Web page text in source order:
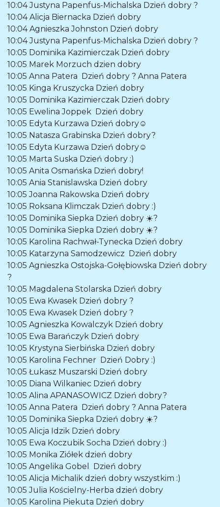
10:04 Justyna Papenfus-Michalska Dzień dobry ?
10:04 Alicja Biernacka Dzień dobry
10:04 Agnieszka Johnston Dzień dobry
10:04 Justyna Papenfus-Michalska Dzień dobry ?
10:05 Dominika Kazimierczak Dzień dobry
10:05 Marek Morzuch dzien dobry
10:05 Anna Patera Dzień dobry ? Anna Patera
10:05 Kinga Kruszycka Dzień dobry
10:05 Dominika Kazimierczak Dzień dobry
10:05 Ewelina Joppek Dzień dobry
10:05 Edyta Kurzawa Dzień dobry☺️
10:05 Natasza Grabinska Dzień dobry?
10:05 Edyta Kurzawa Dzień dobry☺️
10:05 Marta Suska Dzień dobry :)
10:05 Anita Osmańska Dzień dobry!
10:05 Ania Stanislawska Dzień dobry
10:05 Joanna Rakowska Dzień dobry
10:05 Roksana Klimczak Dzień dobry :)
10:05 Dominika Siepka Dzień dobry ☀️?
10:05 Dominika Siepka Dzień dobry ☀️?
10:05 Karolina Rachwał-Tynecka Dzień dobry
10:05 Katarzyna Samodzewicz Dzień dobry
10:05 Agnieszka Ostojska-Gołębiowska Dzień dobry
?
10:05 Magdalena Stolarska Dzień dobry
10:05 Ewa Kwasek Dzień dobry ?
10:05 Ewa Kwasek Dzień dobry ?
10:05 Agnieszka Kowalczyk Dzień dobry
10:05 Ewa Barańczyk Dzień dobry
10:05 Krystyna Sierbińska Dzień dobry
10:05 Karolina Fechner Dzień Dobry :)
10:05 Łukasz Muszarski Dzień dobry
10:05 Diana Wilkaniec Dzień dobry
10:05 Alina APANASOWICZ Dzień dobry?
10:05 Anna Patera Dzień dobry ? Anna Patera
10:05 Dominika Siepka Dzień dobry ☀️?
10:05 Alicja Idzik Dzień dobry
10:05 Ewa Koczubik Socha Dzień dobry :)
10:05 Monika Ziółek dzień dobry
10:05 Angelika Gobel
Dzień dobry
10:05 Alicja Michalik dzień dobry wszystkim :)
10:05 Julia Kościelny-Herba dzień dobry
10:05 Karolina Piekuta Dzień dobry